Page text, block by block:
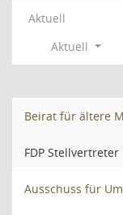
Aktuell
Aktuell
Beirat für ältere
FDP Stellvertreter
Ausschuss für